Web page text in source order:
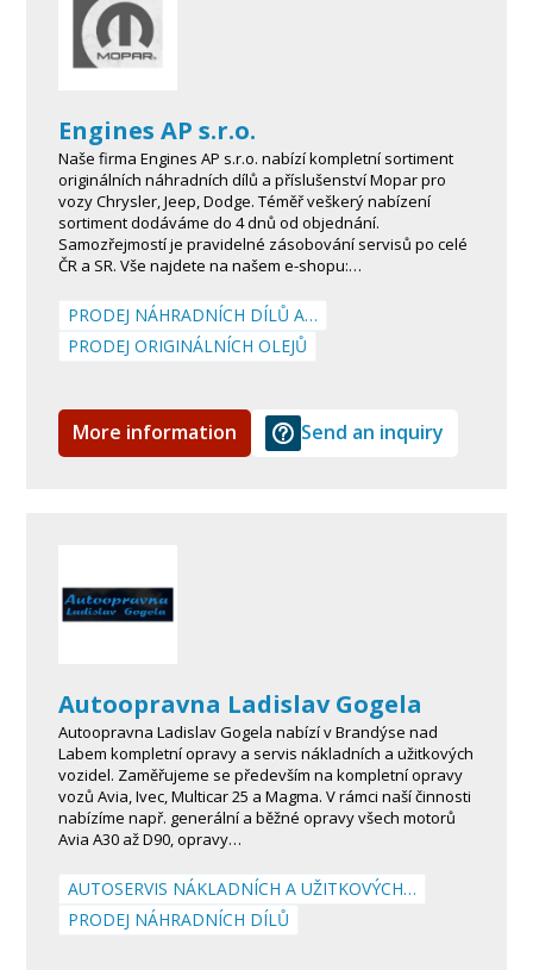
Engines AP s.r.o.
Naše firma Engines AP s.r.o. nabízí kompletní sortiment
originálních náhradních dílů a příslušenství Mopar pro
vozy Chrysler, Jeep, Dodge. Téměř veškerý nabízení
sortiment dodáváme do 4 dnů od objednání.
Samozřejmostí je pravidelné zásobování servisů po celé
ČR a SR. Vše najdete na našem e-shopu:…
PRODEJ NÁHRADNÍCH DÍLŮ A…
PRODEJ ORIGINÁLNÍCH OLEJŮ
More information Send an inquiry
Autoopravna Ladislav Gogela
Autoopravna Ladislav Gogela nabízí v Brandýse nad
Labem kompletní opravy a servis nákladních a užitkových
vozidel. Zaměřujeme se především na kompletní opravy
vozů Avia, Ivec, Multicar 25 a Magma. V rámci naší činnosti
nabízíme např. generální a běžné opravy všech motorů
Avia A30 až D90, opravy…
AUTOSERVIS NÁKLADNÍCH A UŽITKOVÝCH…
PRODEJ NÁHRADNÍCH DÍLŮ